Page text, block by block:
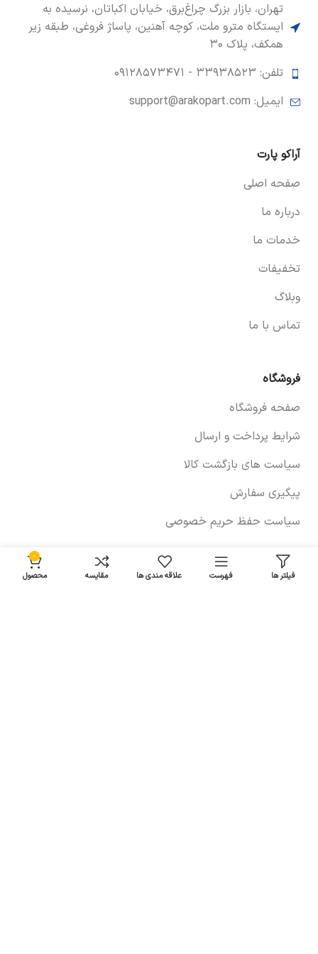
تهران، بازار بزرگ چراغ‌برق، خیابان اکباتان، نرسیده به
ایستگاه مترو ملت، کوچه آهنین، پاساژ فروغی، طبقه زیر
همکف، پلاک ۳۰
تلفن: ۳۳۹۳۸۵۲۳ -
۰۹۱۲۸۵۷۳۴۷۱
ایمیل: support@arakopart.com
آراکو پارت
صفحه اصلی
درباره ما
خدمات ما
تخفیفات
وبلاگ
تماس با ما
فروشگاه
صفحه فروشگاه
شرایط پرداخت و ارسال
سیاست های بازگشت کالا
پیگیری سفارش
سیاست حفظ حریم خصوصی
خودروها
فیلتر ها فهرست علاقه مندی ها مقایسه
0
محصول